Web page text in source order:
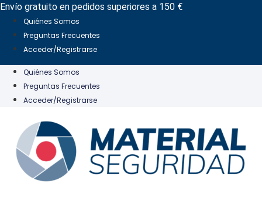
Ir
contenido
Envío gratuito en pedidos superiores a 150 €
Quiénes Somos
Preguntas Frecuentes
Acceder/Registrarse
Quiénes Somos
Preguntas Frecuentes
Acceder/Registrarse